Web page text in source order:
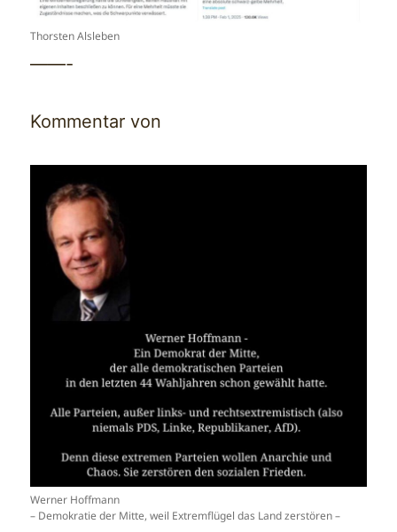
Thorsten Alsleben
——-
Kommentar von
Werner Hoffmann
– Demokratie der Mitte, weil Extremflügel das Land zerstören –